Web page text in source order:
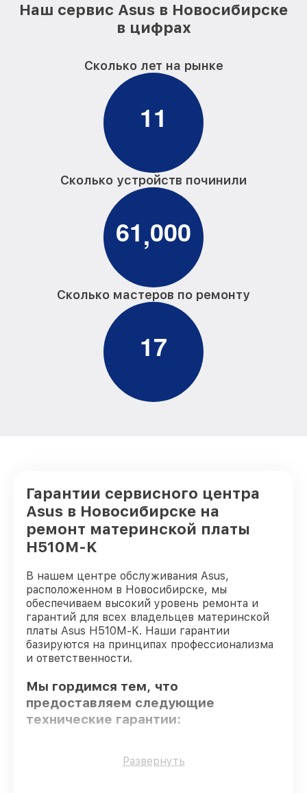
Наш сервис Asus в Новосибирске
в цифрах
Сколько лет на рынке
11
Сколько устройств починили
61,000
Сколько мастеров по ремонту
17
Гарантии сервисного центра
Asus в Новосибирске на
ремонт материнской платы
H510M-K
В нашем центре обслуживания Asus,
расположенном в Новосибирске, мы
обеспечиваем высокий уровень ремонта и
гарантий для всех владельцев материнской
платы Asus H510M-K. Наши гарантии
базируются на принципах профессионализма
и ответственности.
Мы гордимся тем, что
предоставляем следующие
технические гарантии:
Использование оригинальных
Развернуть